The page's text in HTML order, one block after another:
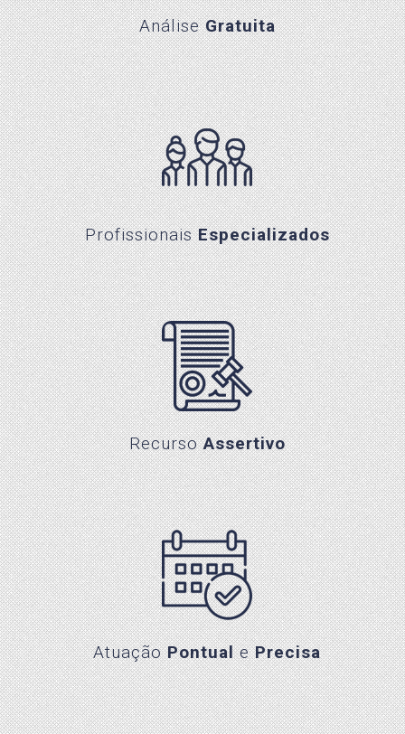
Profissionais Especializados
Recurso Assertivo
Atuação Pontual e Precisa
AnáliseGratuita
ProfissionaisEspecializados
RecursoAssertivo
AtuaçãoPontualePrecisa